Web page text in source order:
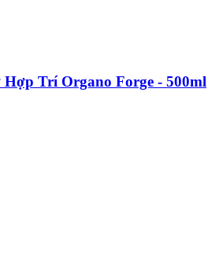
Trí Organo Forge - 500ml